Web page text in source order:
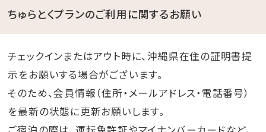
ちゅらとくプランのご利用に関するお願い
チェックインまたはアウト時に、沖縄県在住の証明書提
示をお願いする場合がございます。
そのため、会員情報（住所・メールアドレス・電話番号）
を最新の状態に更新お願いします。